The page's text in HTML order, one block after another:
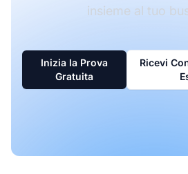
insieme al tuo
Inizia la Prova
Gratuita
Ricevi